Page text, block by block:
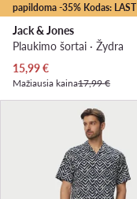
papildoma -35% Kodas: LAST
Jack & Jones
Plaukimo šortai · Žydra
Dabartinė kaina
15,99€
Mažiausia kaina17,99 €